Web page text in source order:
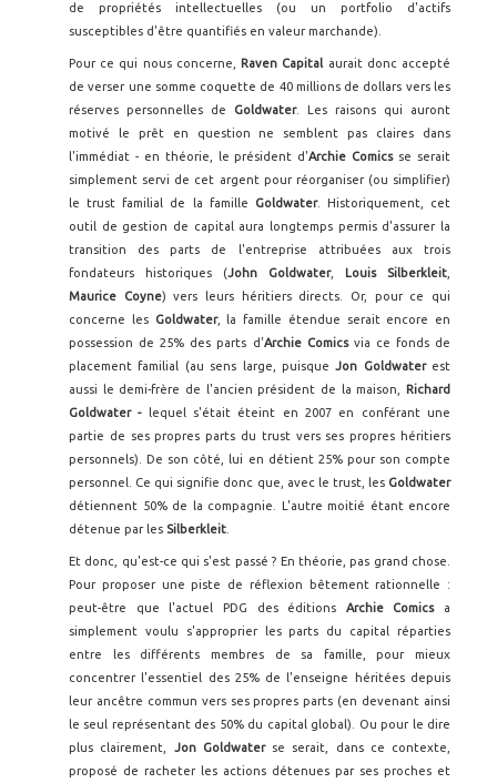
de propriétés intellectuelles (ou un portfolio d'actifs
susceptibles d'être quantifiés en valeur marchande).
Pour ce qui nous concerne, Raven Capital aurait donc accepté
de verser une somme coquette de 40 millions de dollars vers les
réserves personnelles de Goldwater. Les raisons qui auront
motivé le prêt en question ne semblent pas claires dans
l'immédiat - en théorie, le président d'Archie Comicsse serait
simplement servi de cet argent pour réorganiser (ou simplifier)
le trust familial de la famille
Goldwater. Historiquement, cet
outil de gestion de capital aura longtemps permis d'assurer la
transition des parts de l'entreprise attribuées aux trois
fondateurs historiques (John Goldwater, Louis Silberkleit
Maurice Coyne) vers leurs héritiers directs. Or, pour ce qui
concerne les Goldwater, la famille étendue serait encore en
possession de 25% des parts d'Archie Comicsvia ce fonds de
placement familial (au sens large, puisqueJon Goldwaterest
aussi le demi-frère de l'ancien président de la maison,
Richard
Goldwater-
lequel s'était éteint en 2007 en conférant une
partie de ses propres parts du trust vers ses propres héritiers
personnels). De son côté, lui en détient 25% pour son compte
personnel. Ce qui signifie donc que, avec le trust, les Goldwater
détiennent 50% de la compagnie. L'autre moitié étant encore
détenue par les Silberkleit
Et donc, qu'est-ce qui s'est passé ? En théorie, pas grand chose.
Pour proposer une piste de réflexion bêtement rationnelle :
peut-être que l'actuel PDG des éditions Archie Comicsa
simplement voulu s'approprier les parts du capital réparties
entre les différents membres de sa famille, pour mieux
concentrer l'essentiel des 25% de l'enseigne héritées depuis
leur ancêtre commun vers ses propres parts (en devenant ainsi
le seul représentant des 50% du capital global). Ou pour le dire
plus clairement, Jon Goldwaterse serait, dans ce contexte,
proposé de racheter les actions détenues par ses proches et